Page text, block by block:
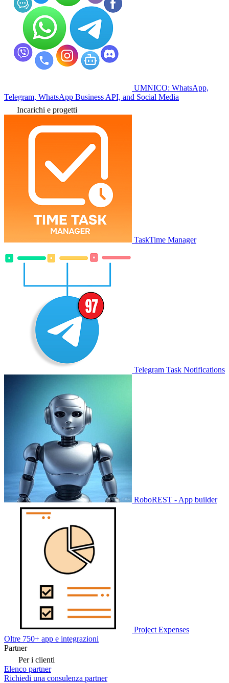
UMNICO: WhatsApp,
Telegram, WhatsApp Business API, and Social Media
Incarichi e progetti
TaskTime Manager
Telegram Task Notifications
RoboREST - App builder
Project Expenses
Oltre 750+ app e integrazioni
Partner
Per i clienti
Elenco partner
Richiedi una consulenza partner